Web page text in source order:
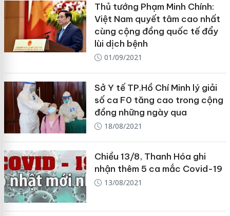
Thủ tướng Phạm Minh Chính:
Việt Nam quyết tâm cao nhất
cùng cộng đồng quốc tế đẩy
lùi dịch bệnh
01/09/2021
Sở Y tế TP.Hồ Chí Minh lý giải
số ca F0 tăng cao trong cộng
đồng những ngày qua
18/08/2021
Chiều 13/8, Thanh Hóa ghi
nhận thêm 5 ca mắc Covid-19
13/08/2021